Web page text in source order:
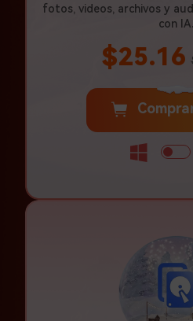
fotos, videos, archivos y
con IA.
$25.16